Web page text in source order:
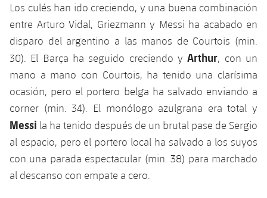
Jugadors
Fotos
Palmarés
Historia
Clasificaciones
Infantil
Alevín
Actualidad
Calendario
Entradas
Resultados
Clasificaciones
Jugadores
Barça Atlètic
plusicon
más
Actualidad
Calendario
Resultados
Jugadores
Clasificaciones
Base
plusicon
más
Actualidad
Barça C
Junior
Juvenil
Campus Verano
PLUSICON
MÁS
Información general
plusicon
Noticias
Atletismo
Los culés han ido creciendo, y una buena combinación
entre Arturo Vidal, Griezmann y Messi ha acabado en
disparo del argentino a las manos de Courtois (min.
30). El Barça ha seguido creciendo yArthur, con un
mano a mano con Courtois, ha tenido una clarísima
ocasión, pero el portero belga ha salvado enviando a
corner (min. 34). El monólogo azulgrana era total y
Messi la ha tenido después de un brutal pase de Sergio
al espacio, pero el portero local ha salvado a los suyos
con una parada espectacular (min. 38) para marchado
al descanso con empate a cero.